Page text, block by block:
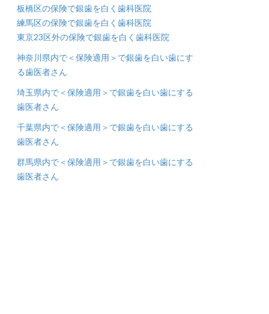
板橋区の保険で銀歯を白く歯科医院
練馬区の保険で銀歯を白く歯科医院
東京23区外の保険で銀歯を白く歯科医院
神奈川県内で＜保険適用＞で銀歯を白い歯にす
る歯医者さん
埼玉県内で＜保険適用＞で銀歯を白い歯にする
歯医者さん
千葉県内で＜保険適用＞で銀歯を白い歯にする
歯医者さん
群馬県内で＜保険適用＞で銀歯を白い歯にする
歯医者さん